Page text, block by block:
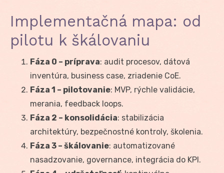
Implementačná mapa: od
pilotu k škálovaniu
Fáza 0 – príprava: audit procesov, dátová
inventúra, business case, zriadenie CoE.
Fáza 1 – pilotovanie: MVP, rýchle validácie,
merania, feedback loops.
Fáza 2 – konsolidácia: stabilizácia
architektúry, bezpečnostné kontroly, školenia.
Fáza 3 – škálovanie: automatizované
nasadzovanie, governance, integrácia do KPI.